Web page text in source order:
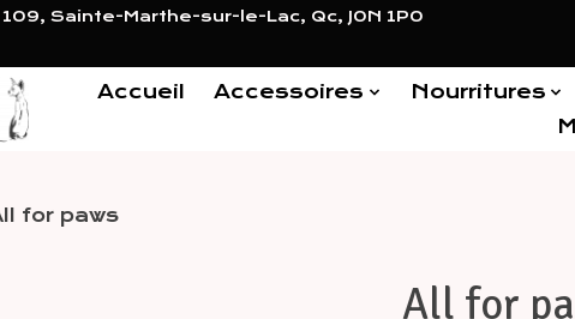
Sainte-Marthe-sur-le-Lac, Qc, J0N 1P0
Accueil Accessoires Nourritures
for paws
All for